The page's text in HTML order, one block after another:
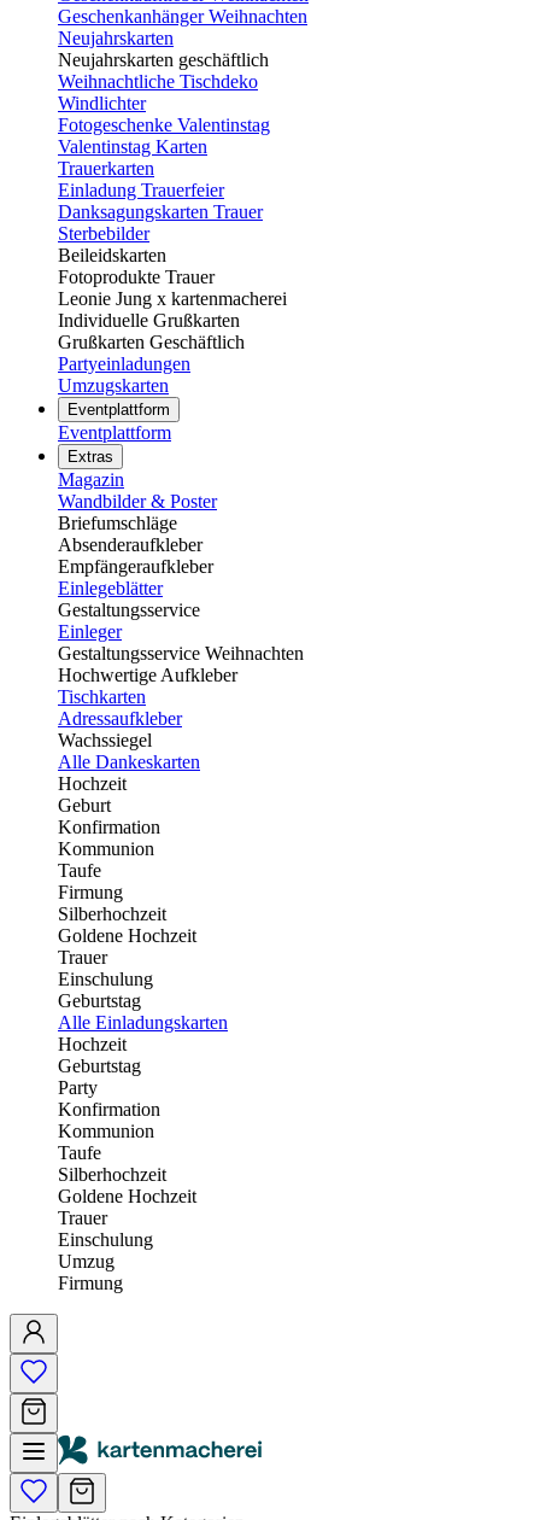
Geschenkanhänger Weihnachten
Neujahrskarten
Neujahrskarten geschäftlich
Weihnachtliche Tischdeko
Windlichter
Fotogeschenke Valentinstag
Valentinstag Karten
Trauerkarten
Einladung Trauerfeier
Danksagungskarten Trauer
Sterbebilder
Beileidskarten
Fotoprodukte Trauer
Leonie Jung x kartenmacherei
Individuelle Grußkarten
Grußkarten Geschäftlich
Partyeinladungen
Umzugskarten
Eventplattform
Eventplattform
Extras
Magazin
Wandbilder & Poster
Briefumschläge
Absenderaufkleber
Empfängeraufkleber
Einlegeblätter
Gestaltungsservice
Einleger
Gestaltungsservice Weihnachten
Hochwertige Aufkleber
Tischkarten
Adressaufkleber
Wachssiegel
Alle Dankeskarten
Hochzeit
Geburt
Konfirmation
Kommunion
Taufe
Firmung
Silberhochzeit
Goldene Hochzeit
Trauer
Einschulung
Geburtstag
Alle Einladungskarten
Hochzeit
Geburtstag
Party
Konfirmation
Kommunion
Taufe
Silberhochzeit
Goldene Hochzeit
Trauer
Einschulung
Umzug
Firmung